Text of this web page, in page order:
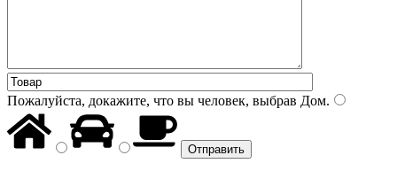
Пожалуйста, докажите, что вы человек, выбрав Дом.